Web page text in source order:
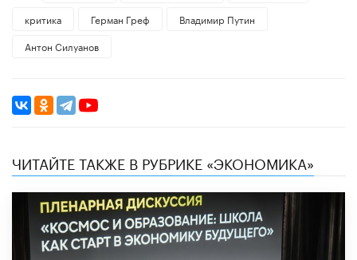
критика
Герман Греф
Владимир Путин
Антон Силуанов
ЧИТАЙТЕ ТАКЖЕ В РУБРИКЕ «ЭКОНОМИКА»